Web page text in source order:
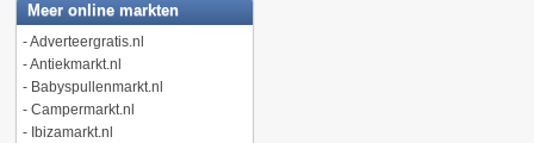
Meer online markten
-Adverteergratis.nl
-Antiekmarkt.nl
- Babyspullenmarkt.nl
- Campermarkt.nl
- Ibizamarkt.nl